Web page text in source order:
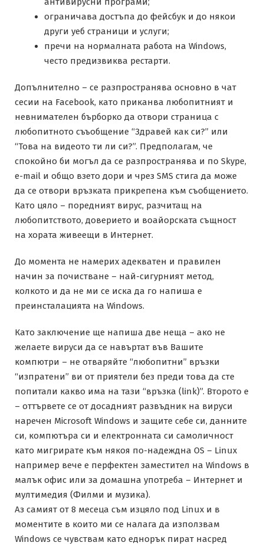
ограничава достъпа до фейсбук и до някои
други уеб страници и услуги;
пречи на нормалната работа на Windows,
често предизвиква рестарти.
Допълнително – се разпространява основно в чат
сесии на Facebook, като приканва любопитният и
невнимателен бърборко да отвори страница с
любопитното съъобщение “Здравей как си?” или
“Това на видеото ти ли си?”. Предполагам, че
спокойно би могъл да се разпространява и по Skype,
e-mail и общо взето дори и чрез SMS стига да може
да се отвори връзката прикрепена към съобщението.
Като цяло – поредният вирус, разчитащ на
любопитството, доверието и воайорската същност
на хората живеещи в Интернет.
До момента не намерих адекватен и правилен
начин за почистване – най-сигурният метод,
колкото и да не ми се иска да го напиша е
преинсталацията на Windows.
Като заключение ще напиша две неща – ако не
желаете вируси да се навъртат във Вашите
компютри – не отваряйте “любопитни” връзки
“изпратени” ви от приятели без преди това да сте
попитали какво има на тази “връзка (link)”. Второто е
– оттървете се от досадният развъдник на вируси
наречен Microsoft Windows и защите себе си, данните
си, компютъра си и електронната си самоличност
като мигрирате към някоя по-надеждна OS – Linux
например вече е перфектен заместител на Windows в
малък офис или за домашна употреба – Интернет и
мултимедия (Филми и музика).
Аз самият от 8 месеца съм изцяло под Linux и в
моментите в които ми се налага да използвам
Windows се чувствам като еднорък пират насред